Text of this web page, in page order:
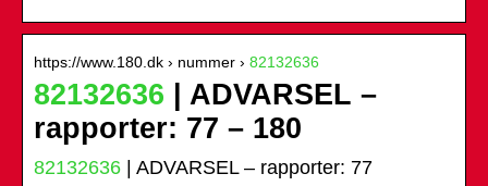
https://www.180.dk › nummer › 82132636
82132636 | ADVARSEL –
rapporter: 77 – 180
82132636 | ADVARSEL – rapporter: 77